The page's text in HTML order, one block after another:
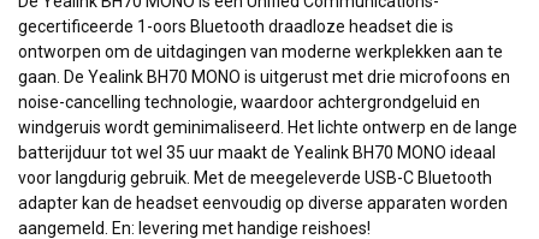
gecertificeerde 1-oors Bluetooth draadloze headset die is
ontworpen om de uitdagingen van moderne werkplekken aan te
gaan. De Yealink BH70 MONO is uitgerust met drie microfoons en
noise-cancelling technologie, waardoor achtergrondgeluid en
windgeruis wordt geminimaliseerd. Het lichte ontwerp en de lange
batterijduur tot wel 35 uur maakt de Yealink BH70 MONO ideaal
voor langdurig gebruik. Met de meegeleverde USB-C Bluetooth
adapter kan de headset eenvoudig op diverse apparaten worden
aangemeld. En: levering met handige reishoes!